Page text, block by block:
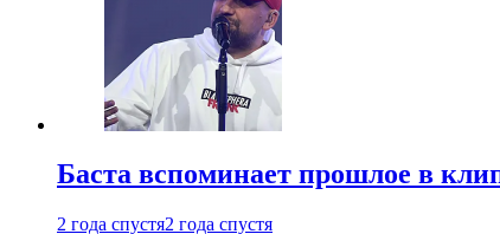
Баста вспоминает прошлое в
2 года спустя2 года спустя